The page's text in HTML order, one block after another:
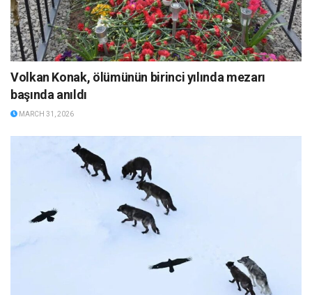
Volkan Konak, ölümünün birinci yılında mezarı
başında anıldı
MARCH 31, 2026